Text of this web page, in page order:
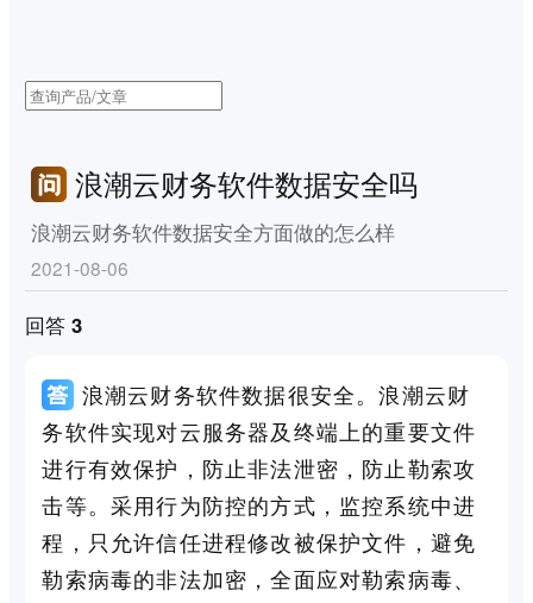
浪潮云财务软件数据安全吗
浪潮云财务软件数据安全方面做的怎么样
2021-08-06
回答 3
浪潮云财务软件数据很安全。浪潮云财
务软件实现对云服务器及终端上的重要文件
进行有效保护，防止非法泄密，防止勒索攻
击等。采用行为防控的方式，监控系统中进
程，只允许信任进程修改被保护文件，避免
勒索病毒的非法加密，全面应对勒索病毒、